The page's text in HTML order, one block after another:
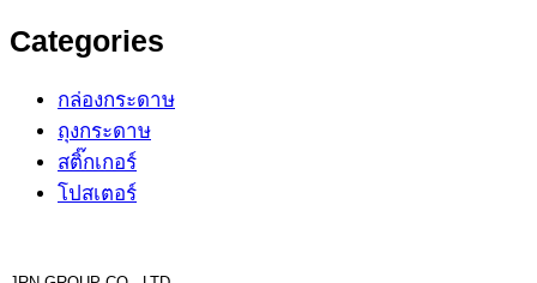
Categories
กล่องกระดาษ
ถุงกระดาษ
สติ๊กเกอร์
โปสเตอร์